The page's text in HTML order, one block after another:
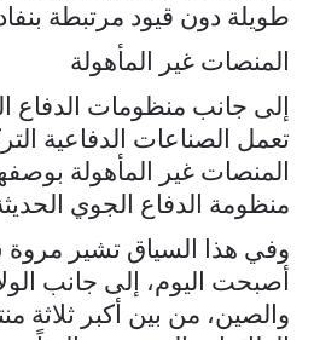
طويلة دون قيود مرتبطة
المنصات غير المأهولة
إلى جانب منظومات الدفاع
تعمل الصناعات الدفاعية
المنصات غير المأهولة
منظومة الدفاع الجوي
وفي هذا السياق تشير مروة
أصبحت اليوم، إلى جانب
والصين، من بين أكبر